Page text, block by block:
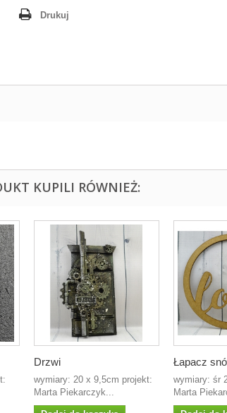
Drukuj
KUPILI RÓWNIEŻ:
Drzwi
wymiary: 20 x 9,5cm projekt:
Marta Piekarczyk...
Łapacz
wymiary: śr
Marta